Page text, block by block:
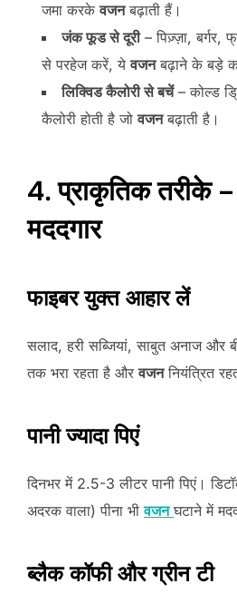
जमा करकेवजनबढ़ाती हैं।
जंक फूड से दूरी– पिज़्ज़ा,
से परहेज करें, येवजनबढ़ाने के बड़े
लिक्विड कैलोरी से बचें– कोल्ड
कैलोरी होती है जोवजनबढ़ाती है।
4. प्राकृतिक तरीके
मददगार
फाइबर युक्त आहार लें
सलाद, हरी सब्जियां, साबुत अनाज
तक भरा रहता है औरवजननियंत्रित
पानी ज्यादा पिएं
दिनभर में 2.5-3 लीटर पानी पिएं।
अदरक वाला) पीना भीवजन घटाने में
ब्लैक कॉफी और ग्रीन टी